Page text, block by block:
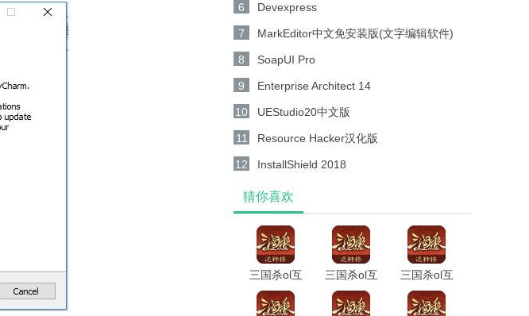
6 Devexpress
7 MarkEditor中文免安装版(文字编辑软件)
8 SoapUI Pro
9 Enterprise Architect 14
10 UEStudio20中文版
11 Resource Hacker汉化版
12 InstallShield 2018
猜你喜欢
三国杀ol互
通版qq登录
版
三国杀ol互
通版安卓版
三国杀ol互
通版10周年